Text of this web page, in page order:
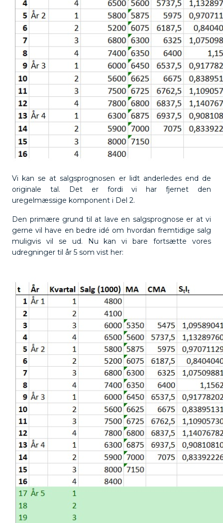
Vi kan se at salgsprognosen er lidt anderledes end de
originale tal. Det er fordi vi har fjernet den
uregelmæssige komponent i Del 2.
Den primære grund til at lave en salgsprognose er at vi
gerne vil have en bedre idé om hvordan fremtidige salg
muligvis vil se ud. Nu kan vi bare fortsætte vores
udregninger til år 5 som vist her: